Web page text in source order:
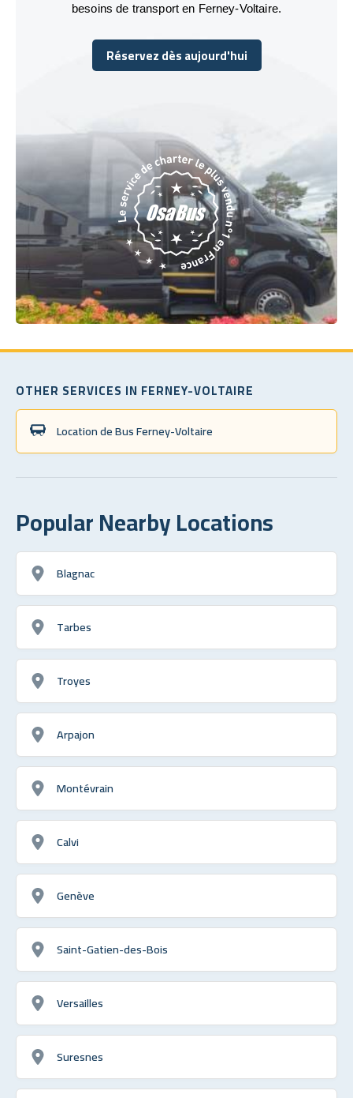
besoins de transport en Ferney-Voltaire.
Réservez dès aujourd'hui
Réservez dès aujourd'hui
OTHER SERVICES IN FERNEY-VOLTAIRE
Location de Bus Ferney-Voltaire
Popular Nearby Locations
Blagnac
Tarbes
Troyes
Arpajon
Montévrain
Calvi
Genève
Saint-Gatien-des-Bois
Versailles
Suresnes